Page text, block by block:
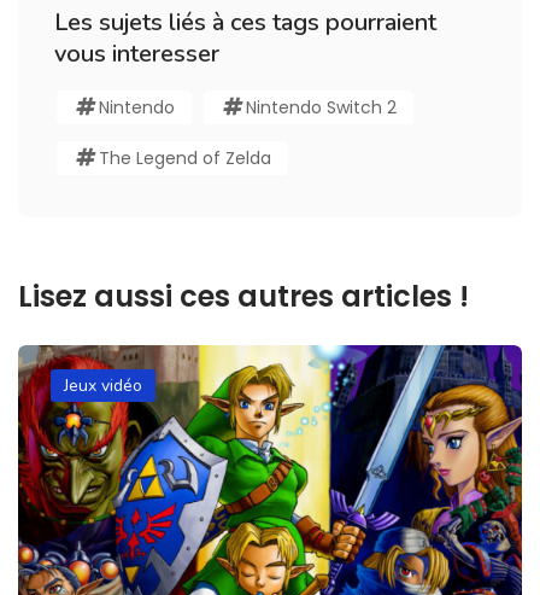
Les sujets liés à ces tags pourraient
vous interesser
Nintendo Nintendo Switch 2
The Legend of Zelda
Lisez aussi ces autres articles !
Jeux vidéo